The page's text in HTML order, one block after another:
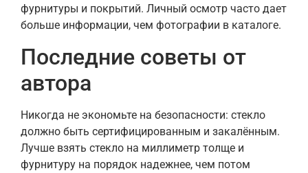
фурнитуры и покрытий. Личный осмотр часто дает
больше информации, чем фотографии в каталоге.
Последние советы от
автора
Никогда не экономьте на безопасности: стекло
должно быть сертифицированным и закалённым.
Лучше взять стекло на миллиметр толще и
фурнитуру на порядок надежнее, чем потом